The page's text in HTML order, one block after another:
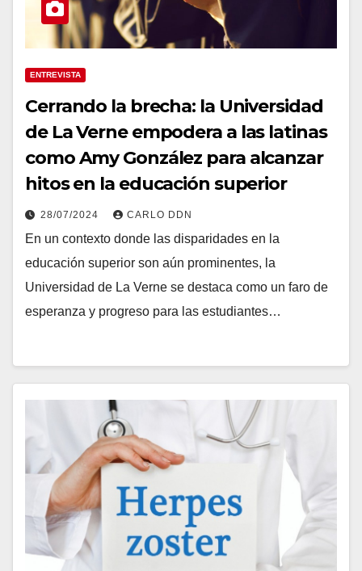
ENTREVISTA
Cerrando la brecha: la Universidad
de La Verne empodera a las latinas
como Amy González para alcanzar
hitos en la educación superior
28/07/2024 CARLO DDN
En un contexto donde las disparidades en la
educación superior son aún prominentes, la
Universidad de La Verne se destaca como un faro de
esperanza y progreso para las estudiantes…